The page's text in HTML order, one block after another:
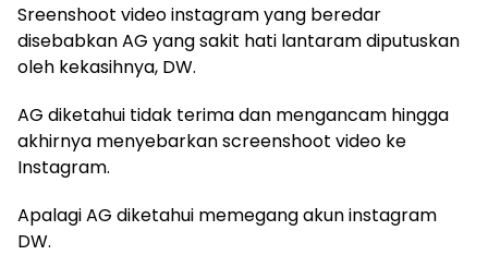
Sreenshoot video instagram yang beredar
disebabkan AG yang sakit hati lantaram diputuskan
oleh kekasihnya, DW.
AG diketahui tidak terima dan mengancam hingga
akhirnya menyebarkan screenshoot video ke
Instagram.
Apalagi AG diketahui memegang akun instagram
DW.